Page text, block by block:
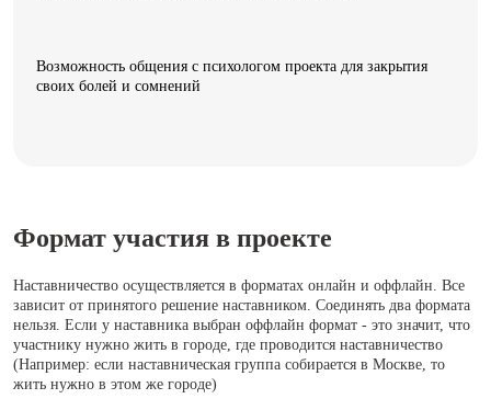
Возможность общения с психологом проекта для закрытия
своих болей и сомнений
Формат участия в проекте
Наставничество осуществляется в форматах онлайн и оффлайн. Все
зависит от принятого решение наставником. Соединять два формата
нельзя. Если у наставника выбран оффлайн формат - это значит, что
участнику нужно жить в городе, где проводится наставничество
(Например: если наставническая группа собирается в Москве, то
жить нужно в этом же городе)